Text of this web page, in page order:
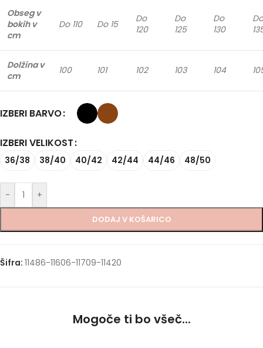
Obseg v
bokih v
cm
Do 110 Do 15
Do
120
Do
125
Do
130
Do
Dolžina v
cm
100 101 102 103 104
IZBERI BARVO
IZBERI VELIKOST
36/38 38/40 40/42 42/44 44/46 48/50
- +
DODAJ V KOŠARICO
Šifra: 11486-11606-11709-11420
Mogoče ti bo všeč...